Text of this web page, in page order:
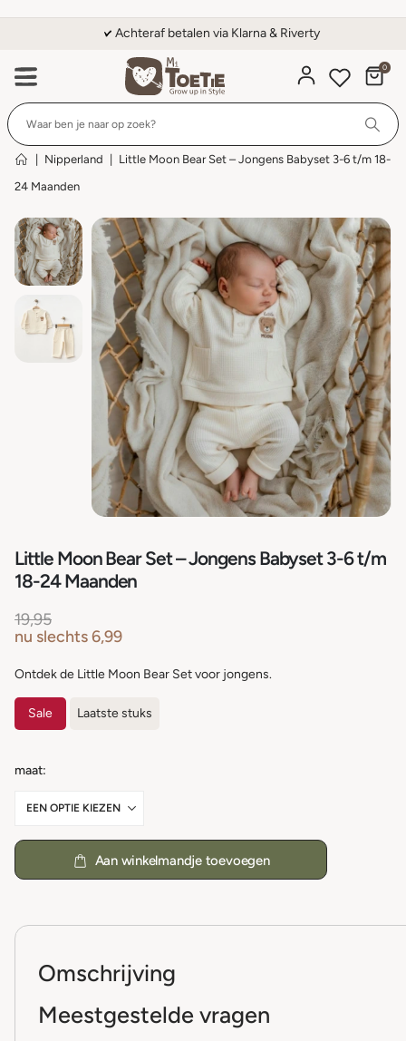
Achteraf betalen via Klarna & Riverty
0
Nipperland
Little Moon Bear Set – Jongens Babyset 3-6 t/m 18-
24 Maanden
Little Moon Bear Set – Jongens Babyset 3-6 t/m
18-24 Maanden
19,95
nu slechts6,99
Ontdek de Little Moon Bear Set voor jongens.
Sale Laatste stuks
maat
Aan winkelmandje toevoegen
Omschrijving
Meestgestelde vragen